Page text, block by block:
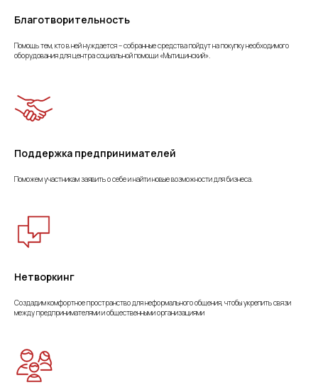
Благотворительность
Помощь тем, кто в ней нуждается – собранные средства пойдут на покупку необходимого
оборудования для центра социальной помощи «Мытищинский».
Поддержка предпринимателей
Поможем участникам заявить о себе и найти новые возможности для бизнеса.
Нетворкинг
Создадим комфортное пространство для неформального общения, чтобы укрепить связи
между предпринимателями и общественными организациями